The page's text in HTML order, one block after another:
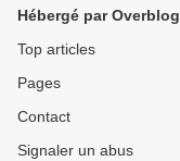
Hébergé par Overblog
Top articles
Pages
Contact
Signaler un abus